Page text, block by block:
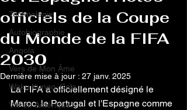
Technologie
Autobiographie
Angola
Vers de Mon Âme
Waku Kungo, Cela
Vie en Amérique
officiels de la Coupe
du Monde de la FIFA
2030
Dernière mise à jour : 27 janv. 2025
La FIFA a officiellement désigné le
Maroc, le Portugal et l'Espagne comme